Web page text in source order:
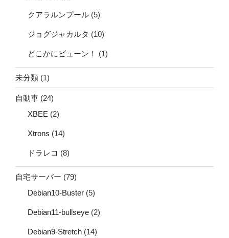
クアラルンプール (5)
ジョグジャカルタ (10)
どこかにビューン！ (1)
未分類 (1)
自動車 (24)
XBEE (2)
Xtrons (14)
ドラレコ (8)
自宅サーバー (79)
Debian10-Buster (5)
Debian11-bullseye (2)
Debian9-Stretch (14)